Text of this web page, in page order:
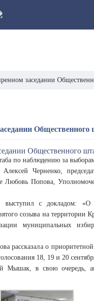
заседании
по наблюдению за
Черненко,
Попова,
выступил с докладом:
созыва на территории
муниципальных
рассказала о
18, 19 и 20
Мышак, в свою очередь,